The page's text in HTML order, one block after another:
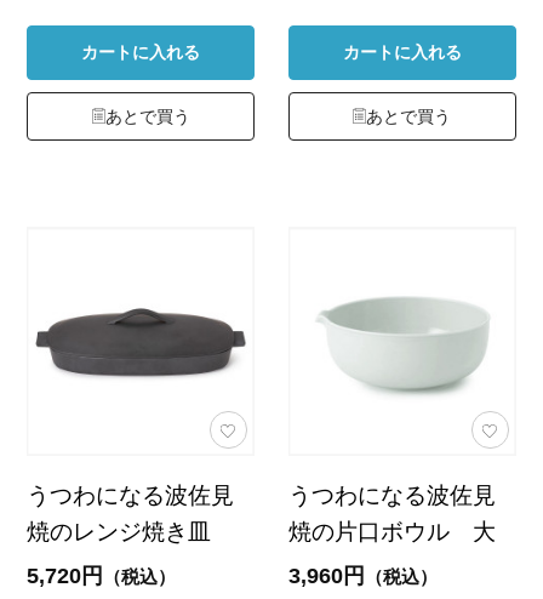
カートに入れる
あとで買う
カートに入れる
あとで買う
うつわになる波佐見
焼のレンジ焼き皿
5,720円 （税込）
うつわになる波佐見
焼の片口ボウル 大
3,960円 （税込）